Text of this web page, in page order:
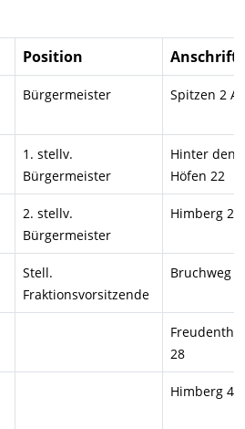
Position Anschrift
Bürgermeister Spitzen 2 A
1. stellv.
Bürgermeister
Hinter den
Höfen 22
2. stellv.
Bürgermeister
Himberg 21
Stell.
Fraktionsvorsitzende
Bruchweg
28
Himberg 42